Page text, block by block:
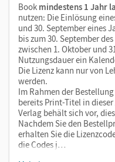
Book mindestens 1 Jahr
nutzen: Die Einlösung
und 30. September eines
bis zum 30. September
zwischen 1. Oktober und
Nutzungsdauer ein
Die Lizenz kann nur von
werden.
Im Rahmen der
bereits Print-Titel in
Verlag behält sich vor,
Nachdem Sie den
erhalten Sie die
die Codes j…